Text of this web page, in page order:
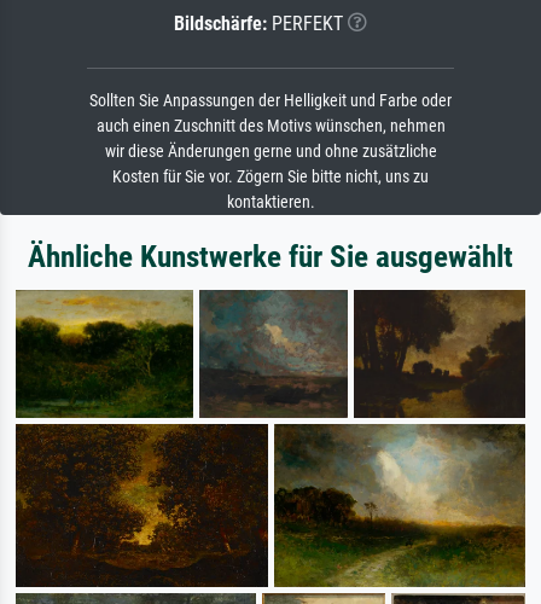
Bildschärfe: PERFEKT
Sollten Sie Anpassungen der Helligkeit und Farbe oder
auch einen Zuschnitt des Motivs wünschen, nehmen
wir diese Änderungen gerne und ohne zusätzliche
Kosten für Sie vor. Zögern Sie bitte nicht, uns zu
kontaktieren.
Ähnliche Kunstwerke für Sie ausgewählt